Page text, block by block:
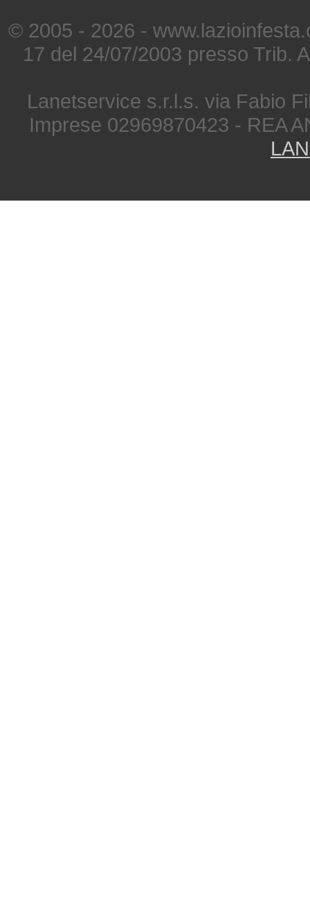
© 2005 - 2026 -
17 del 24/07/2003 presso Trib.
Lanetservice s.r.l.s. via Fabio
Imprese 02969870423 - REA